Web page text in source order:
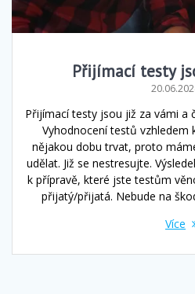
Přijímací testy
Přijímací testy jsou již za vámi a
Vyhodnocení testů vzhledem
nějakou dobu trvat, proto
udělat. Již se nestresujte.
k přípravě, které jste testům
přijatý/přijatá. Nebude na
Více